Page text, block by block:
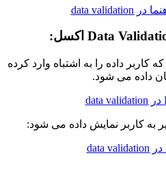
کاربر داده را به اشتباه وارد کرده
داده می شود.
به کاربر نمایش داده می شود: